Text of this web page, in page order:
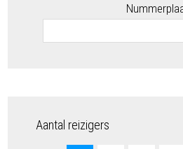
Aantal reizigers